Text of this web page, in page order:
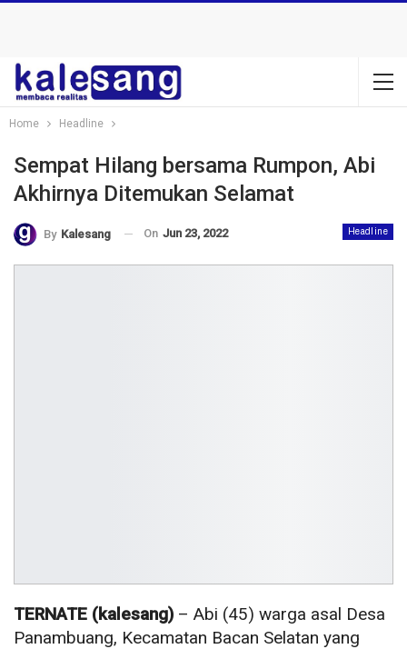
Home Headline
Sempat Hilang bersama Rumpon, Abi
Akhirnya Ditemukan Selamat
Headline
By Kalesang On Jun 23, 2022
TERNATE (kalesang) – Abi (45) warga asal Desa
Panambuang, Kecamatan Bacan Selatan yang